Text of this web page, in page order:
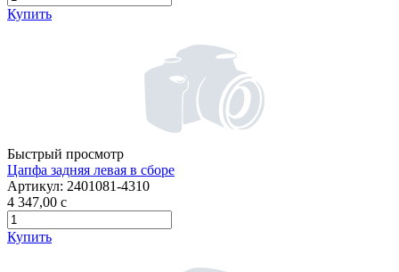
Купить
Быстрый просмотр
Цапфа задняя левая в сборе
Артикул: 2401081-4310
4 347,00 c
Купить